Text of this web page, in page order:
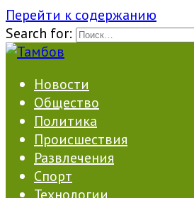
Перейти к содержанию
Search for:
Новости
Общество
Политика
Происшествия
Развлечения
Спорт